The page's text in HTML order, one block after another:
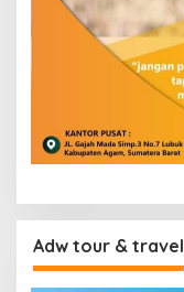
Adw tour & travel